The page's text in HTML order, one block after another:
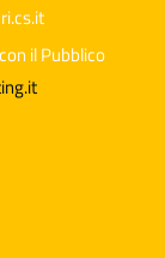
il Pubblico